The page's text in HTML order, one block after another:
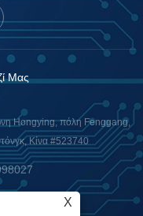
Μας
Hongying, πόλη Fenggang,
Κίνα #523740
X